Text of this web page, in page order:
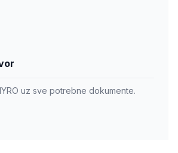
uz sve potrebne dokumente.